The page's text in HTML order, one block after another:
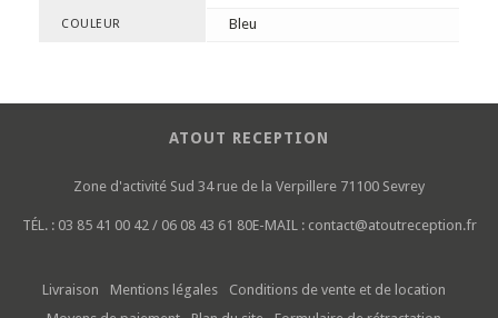
COULEUR Bleu
ATOUT RECEPTION
Zone d'activité Sud 34 rue de la Verpillere 71100 Sevrey
TÉL. : 03 85 41 00 42 / 06 08 43 61 80E-MAIL : contact@atoutreception.fr
Livraison Mentions légales
Conditions de vente et de location